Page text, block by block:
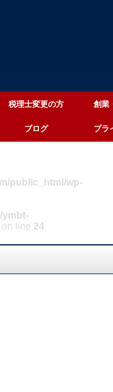
税理士変更の方 創業
ブログ プラ
public_html/wp-
ymbt-
on line 24